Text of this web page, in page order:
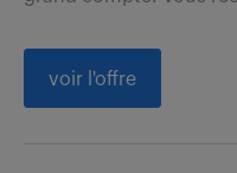
voir l'offre